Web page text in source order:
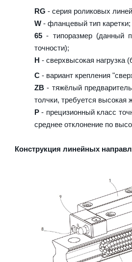
RG - серия роликовых
W - фланцевый тип каретки;
65 - типоразмер (данный
точности);
H - сверхвысокая нагрузка
C - вариант крепления
ZB - тяжёлый
толчки, требуется высокая
P - прецизионный класс
среднее отклонение по
Конструкция линейных